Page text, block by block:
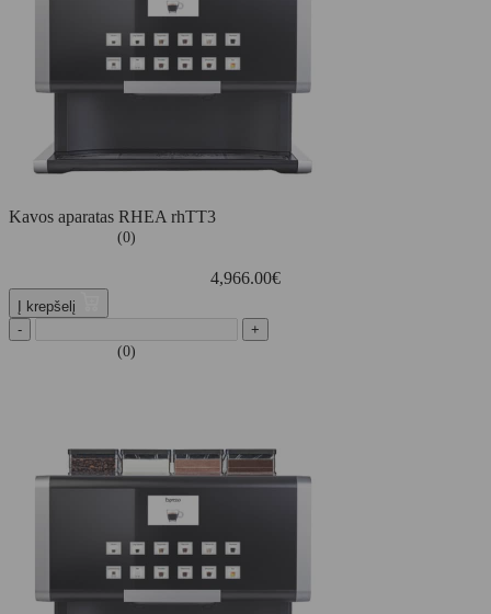
Kavos aparatas RHEA rhTT3
(0)
4,966.00€
Į krepšelį
-
+
(0)